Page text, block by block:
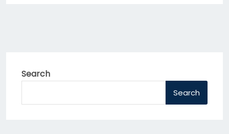
Search
Search